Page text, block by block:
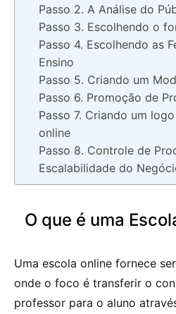
Passo 2. A Análise do
Passo 3. Escolhendo o
Passo 4. Escolhendo as
Ensino
Passo 5. Criando um
Passo 6. Promoção de
Passo 7. Criando um
online
Passo 8. Controle de
Escalabilidade do
O que é uma
Uma escola online fornece
onde o foco é transferir o
professor para o aluno